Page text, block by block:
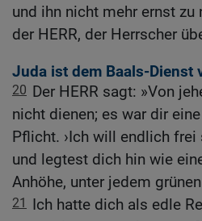
und ihn nicht mehr ernst zu
der HERR, der Herrscher
Juda ist dem Baals-Dienst
20 Der HERR sagt: »Von
nicht dienen; es war dir
Pflicht. ›Ich will endlich frei
und legtest dich hin wie
Anhöhe, unter jedem
21 Ich hatte dich als edle